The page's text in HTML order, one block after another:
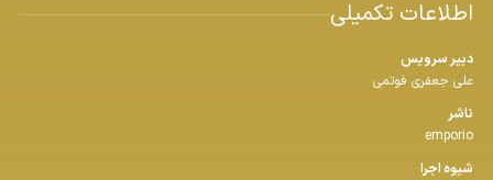
اطلاعات تکمیلی
دبیر سرویس
علی جعفری فوتمی
ناشر
emporio
شیوه اجرا